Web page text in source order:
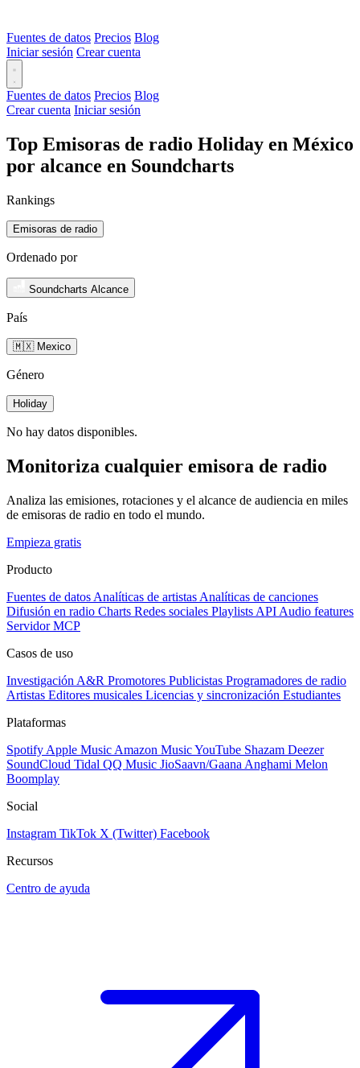
Fuentes de datos Precios Blog
Iniciar sesión Crear cuenta
Fuentes de datos Precios Blog
Crear cuenta Iniciar sesión
Top Emisoras de radio Holiday en México
por alcance en Soundcharts
Rankings
Emisoras de radio
Ordenado por
Soundcharts Alcance
País
🇲🇽 Mexico
Género
Holiday
No hay datos disponibles.
Monitoriza cualquier emisora de radio
Analiza las emisiones, rotaciones y el alcance de audiencia en miles
de emisoras de radio en todo el mundo.
Empieza gratis
Producto
Fuentes de datos Analíticas de artistas Analíticas de canciones
Difusión en radio Charts Redes sociales Playlists API Audio features
Servidor MCP
Casos de uso
Investigación A&R Promotores Publicistas Programadores de radio
Artistas Editores musicales Licencias y sincronización Estudiantes
Plataformas
Spotify Apple Music Amazon MusicYouTube Shazam Deezer
SoundCloud Tidal QQ Music JioSaavn/Gaana Anghami Melon
Boomplay
Social
Instagram TikTok X (Twitter) Facebook
Recursos
Centro de ayuda